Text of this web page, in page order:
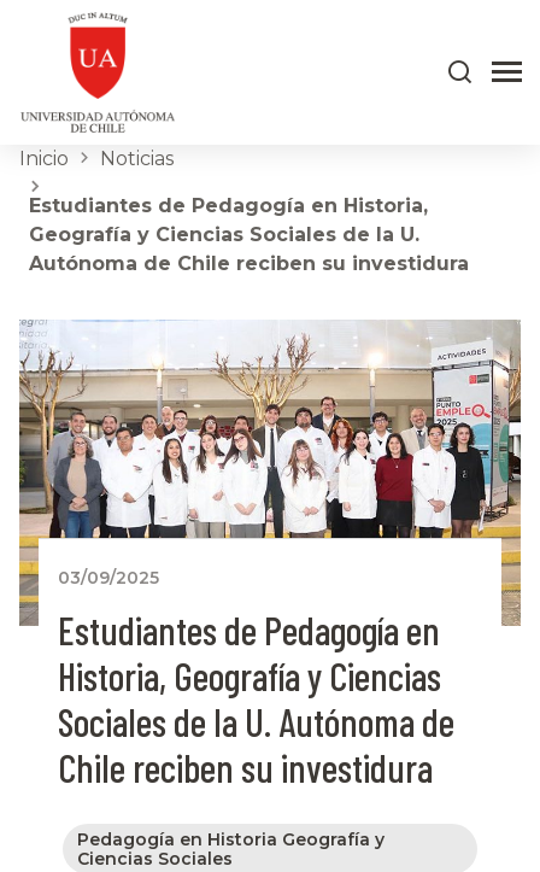
Inicio Noticias
Estudiantes de Pedagogía en Historia,
Geografía y Ciencias Sociales de la U.
Autónoma de Chile reciben su investidura
03/09/2025
Estudiantes de Pedagogía en
Historia, Geografía y Ciencias
Sociales de la U. Autónoma de
Chile reciben su investidura
Pedagogía en Historia Geografía y
Ciencias Sociales